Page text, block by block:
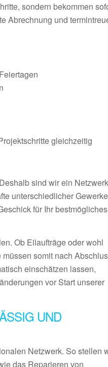
sondern bekommen
Abrechnung und
gleichzeitig
sind wir ein
unterschiedlicher
für Ihr bestmögliches
Ob Eilaufträge oder wohl
somit nach
einschätzen lassen,
vor Start unserer
UND
Netzwerk. So stellen
das Reparieren von